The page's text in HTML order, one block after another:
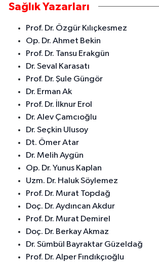
Sağlık Yazarları
Prof. Dr. Özgür Kılıçkesmez
Op. Dr. Ahmet Bekin
Prof. Dr. Tansu Erakgün
Dr. Seval Karasatı
Prof. Dr. Şule Güngör
Dr. Erman Ak
Prof. Dr. İlknur Erol
Dr. Alev Çamcıoğlu
Dr. Seçkin Ulusoy
Dt. Ömer Atar
Dr. Melih Aygün
Op. Dr. Yunus Kaplan
Uzm. Dr. Haluk Söylemez
Prof. Dr. Murat Topdağ
Doç. Dr. Aydıncan Akdur
Prof. Dr. Murat Demirel
Doç. Dr. Berkay Akmaz
Dr. Sümbül Bayraktar Güzeldağ
Prof. Dr. Alper Fındıkçıoğlu